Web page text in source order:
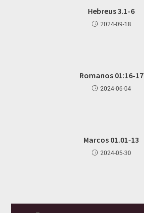
Hebreus 3.1-6
2024-09-18
Romanos 01:16-17
2024-06-04
Marcos 01.01-13
2024-05-30